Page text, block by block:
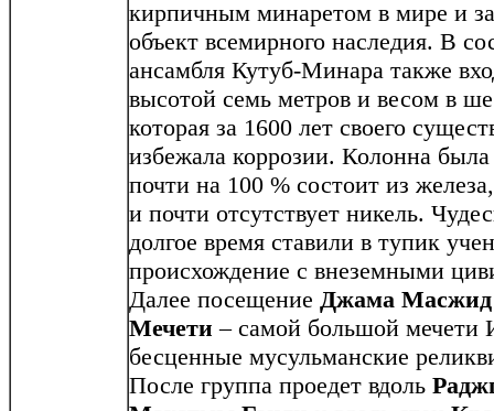
кирпичным минаретом в мире и
объект всемирного наследия. В
ансамбля Кутуб-Минара также
высотой семь метров и весом в
которая за 1600 лет своего
избежала коррозии. Колонна была
почти на 100 % состоит из
и почти отсутствует никель.
долгое время ставили в тупик
происхождение с внеземными
Далее посещение Джама Масжид
Мечети – самой большой мечети
бесценные мусульманские
После группа проедет вдоль